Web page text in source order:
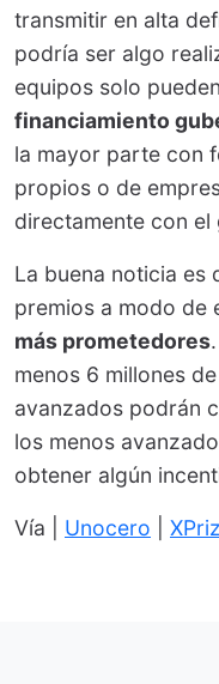
transmitir en alta
podría ser algo
equipos solo
financiamiento
la mayor parte con
propios o de
directamente con el
La buena noticia es
premios a modo de
más prometedores
menos 6 millones
avanzados podrán
los menos
obtener algún
Vía | Unocero